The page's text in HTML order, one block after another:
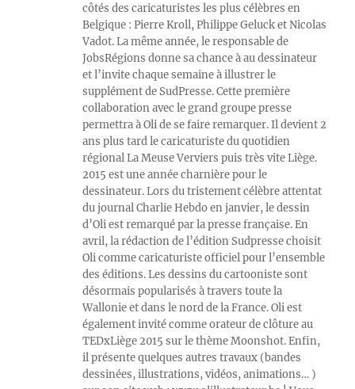
côtés des caricaturistes les plus célèbres en
Belgique : Pierre Kroll, Philippe Geluck et Nicolas
Vadot. La même année, le responsable de
JobsRégions donne sa chance à au dessinateur
et l’invite chaque semaine à illustrer le
supplément de SudPresse. Cette première
collaboration avec le grand groupe presse
permettra à Oli de se faire remarquer. Il devient 2
ans plus tard le caricaturiste du quotidien
régional La Meuse Verviers puis très vite Liège.
2015 est une année charnière pour le
dessinateur. Lors du tristement célèbre attentat
du journal Charlie Hebdo en janvier, le dessin
d’Oli est remarqué par la presse française. En
avril, la rédaction de l’édition Sudpresse choisit
Oli comme caricaturiste officiel pour l’ensemble
des éditions. Les dessins du cartooniste sont
désormais popularisés à travers toute la
Wallonie et dans le nord de la France. Oli est
également invité comme orateur de clôture au
TEDxLiège 2015 sur le thème Moonshot. Enfin,
il présente quelques autres travaux (bandes
dessinées, illustrations, vidéos, animations… )